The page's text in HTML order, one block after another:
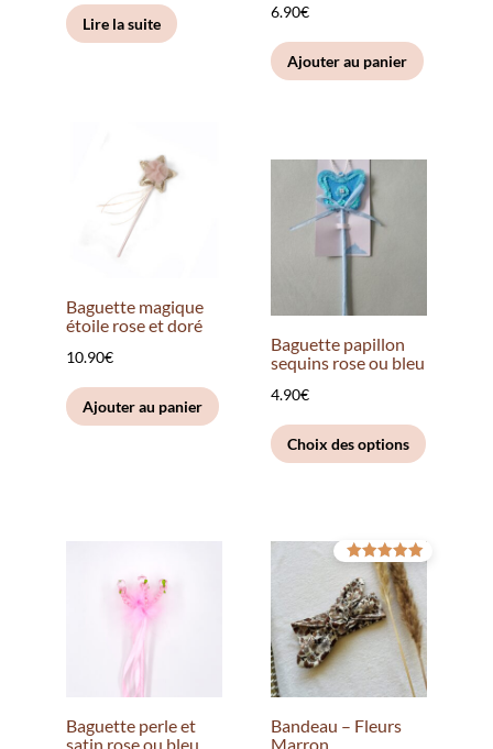
Lire la suite
6.90€
Ajouter au panier
Baguette magique
étoile rose et doré
10.90€
Ajouter au panier
Baguette papillon
sequins rose ou bleu
4.90€
Choix des options
produit
Les
choisies
Baguette perle et
satin rose ou bleu
Bandeau – Fleurs
Marron
5.00
sur 5